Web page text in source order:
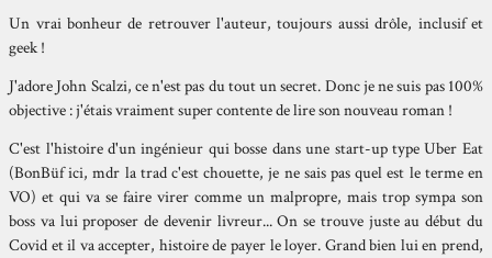
Un vrai bonheur de retrouver l'auteur, toujours aussi drôle, inclusif et
geek !
J'adore John Scalzi, ce n'est pas du tout un secret. Donc je ne suis pas 100%
objective : j'étais vraiment super contente de lire son nouveau roman !
C'est l'histoire d'un ingénieur qui bosse dans une start-up type Uber Eat
(BonBüf ici, mdr la trad c'est chouette, je ne sais pas quel est le terme en
VO) et qui va se faire virer comme un malpropre, mais trop sympa son
boss va lui proposer de devenir livreur... On se trouve juste au début du
Covid et il va accepter, histoire de payer le loyer. Grand bien lui en prend,